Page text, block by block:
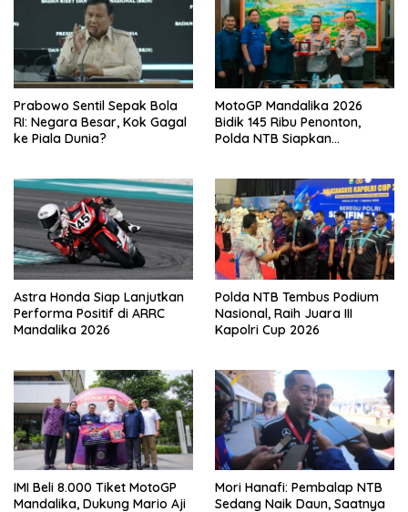
Prabowo Sentil Sepak Bola
RI: Negara Besar, Kok Gagal
ke Piala Dunia?
MotoGP Mandalika 2026
Bidik 145 Ribu Penonton,
Polda NTB Siapkan
Astra Honda Siap Lanjutkan
Performa Positif di ARRC
Mandalika 2026
Polda NTB Tembus Podium
Nasional, Raih Juara III
Kapolri Cup 2026
IMI Beli 8.000 Tiket MotoGP
Mandalika, Dukung Mario Aji
Mori Hanafi: Pembalap NTB
Sedang Naik Daun, Saatnya